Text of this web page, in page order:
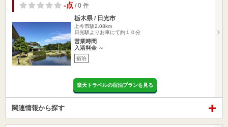
-点 / 0 件
栃木県 / 日光市
上今市駅2.08km
日光駅よりお車にて約１０分
営業時間
入浴料金 ～
宿泊
楽天トラベルの宿泊プランを見る
関連情報から探す